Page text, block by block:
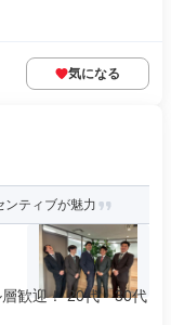
気になる
ティブが魅力
歓迎！ 20代・30代